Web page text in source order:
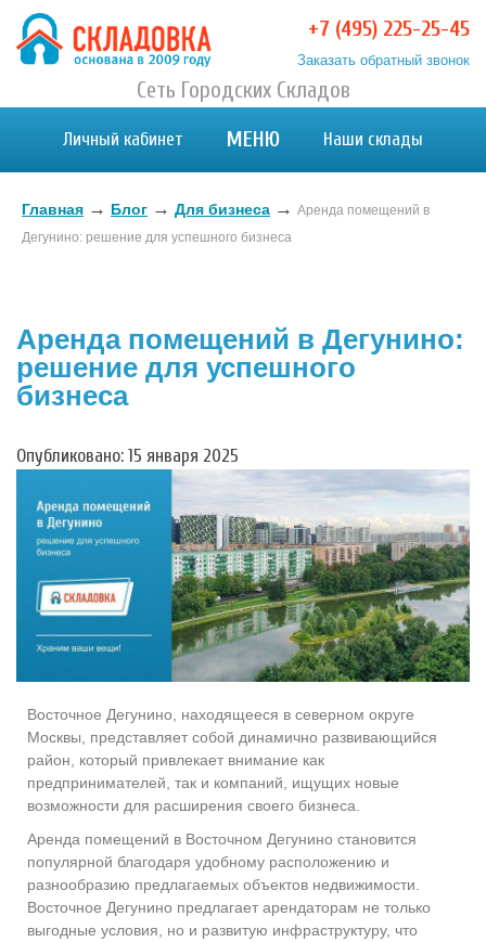
Хранение вещей в Москве и МО. Склад временного
Хранение вещей в Москве и МО. Склад временного хранения. Складовка
+7 (495) 225-25-45
Заказать обратный звонок
Сеть Городских Складов
Личный кабинет МЕНЮ Наши склады
Главная → Блог → Для бизнеса → Аренда помещений в
Дегунино: решение для успешного бизнеса
Аренда помещений в Дегунино:
решение для успешного
бизнеса
Опубликовано: 15 января 2025
Восточное Дегунино, находящееся в северном округе
Москвы, представляет собой динамично развивающийся
район, который привлекает внимание как
предпринимателей, так и компаний, ищущих новые
возможности для расширения своего бизнеса.
Аренда помещений в Восточном Дегунино становится
популярной благодаря удобному расположению и
разнообразию предлагаемых объектов недвижимости.
Восточное Дегунино предлагает арендаторам не только
выгодные условия, но и развитую инфраструктуру, что